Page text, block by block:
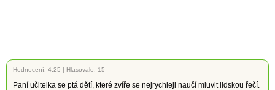
Hodnocení: 4.25 | Hlasovalo: 15
Paní učitelka se ptá dětí, které zvíře se nejrychleji naučí mluvit lidskou řečí.